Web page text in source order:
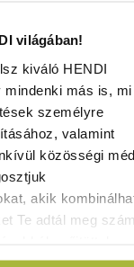
világában!
kiváló HENDI
mindenki más is,
személyre
valamint
közösségi
akik
Te adtál meg